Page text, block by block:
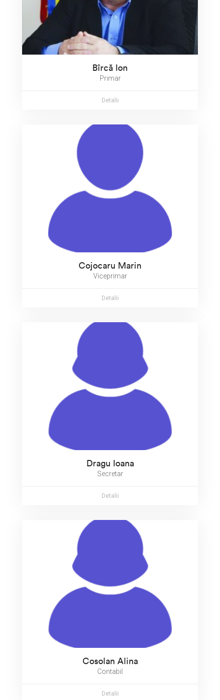
Bîrcă Ion
Primar
Detalii
Cojocaru Marin
Viceprimar
Detalii
Dragu Ioana
Secretar
Detalii
Cosolan Alina
Contabil
Detalii